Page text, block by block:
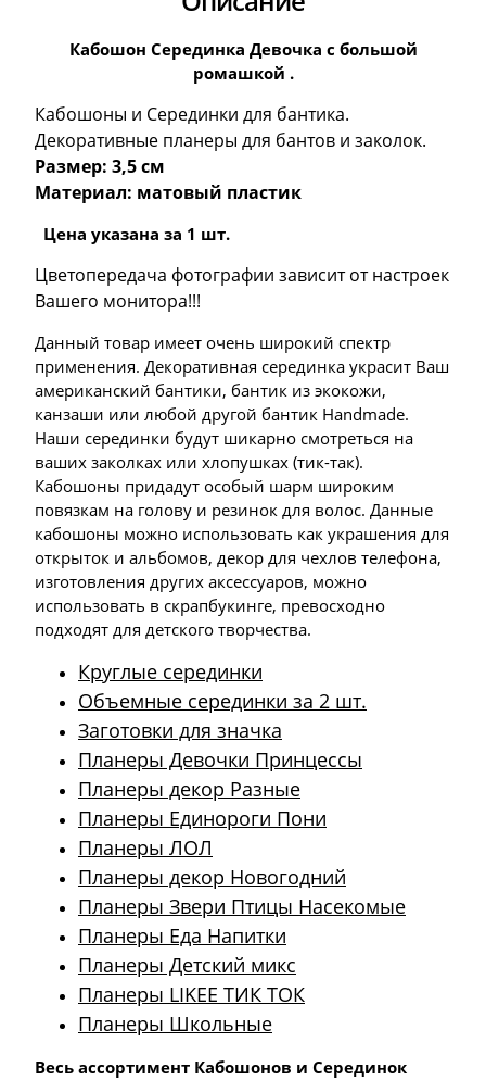
Кабошон Серединка Девочка с большой
ромашкой .
Кабошоны и Серединки для бантика.
Декоративные планеры для бантов и заколок.
Размер: 3,5 см
Материал: матовый пластик
Цена указана за 1 шт.
Цветопередача фотографии зависит от настроек
Вашего монитора!!!
Данный товар имеет очень широкий спектр
применения. Декоративная серединка украсит Ваш
американский бантики, бантик из экокожи,
канзаши или любой другой бантик Handmade.
Наши серединки будут шикарно смотреться на
ваших заколках или хлопушках (тик-так).
Кабошоны придадут особый шарм широким
повязкам на голову и резинок для волос. Данные
кабошоны можно использовать как украшения для
открыток и альбомов, декор для чехлов телефона,
изготовления других аксессуаров, можно
использовать в скрапбукинге, превосходно
подходят для детского творчества.
Круглые серединки
Объемные серединки за 2 шт.
Заготовки для значка
Планеры Девочки Принцессы
Планеры декор Разные
Планеры Единороги Пони
Планеры ЛОЛ
Планеры декор Новогодний
Планеры Звери Птицы Насекомые
Планеры Еда Напитки
Планеры Детский микс
Планеры LIKEE ТИК ТОК
Планеры Школьные
Весь ассортимент Кабошонов и Серединок